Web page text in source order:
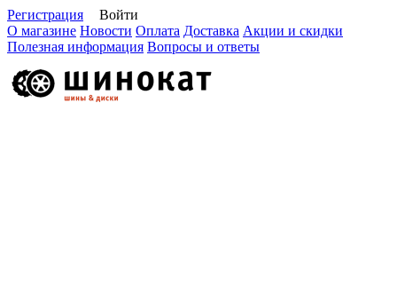
Регистрация
Войти
О магазине Новости Оплата Доставка Акции и скидки
Полезная информация Вопросы и ответы